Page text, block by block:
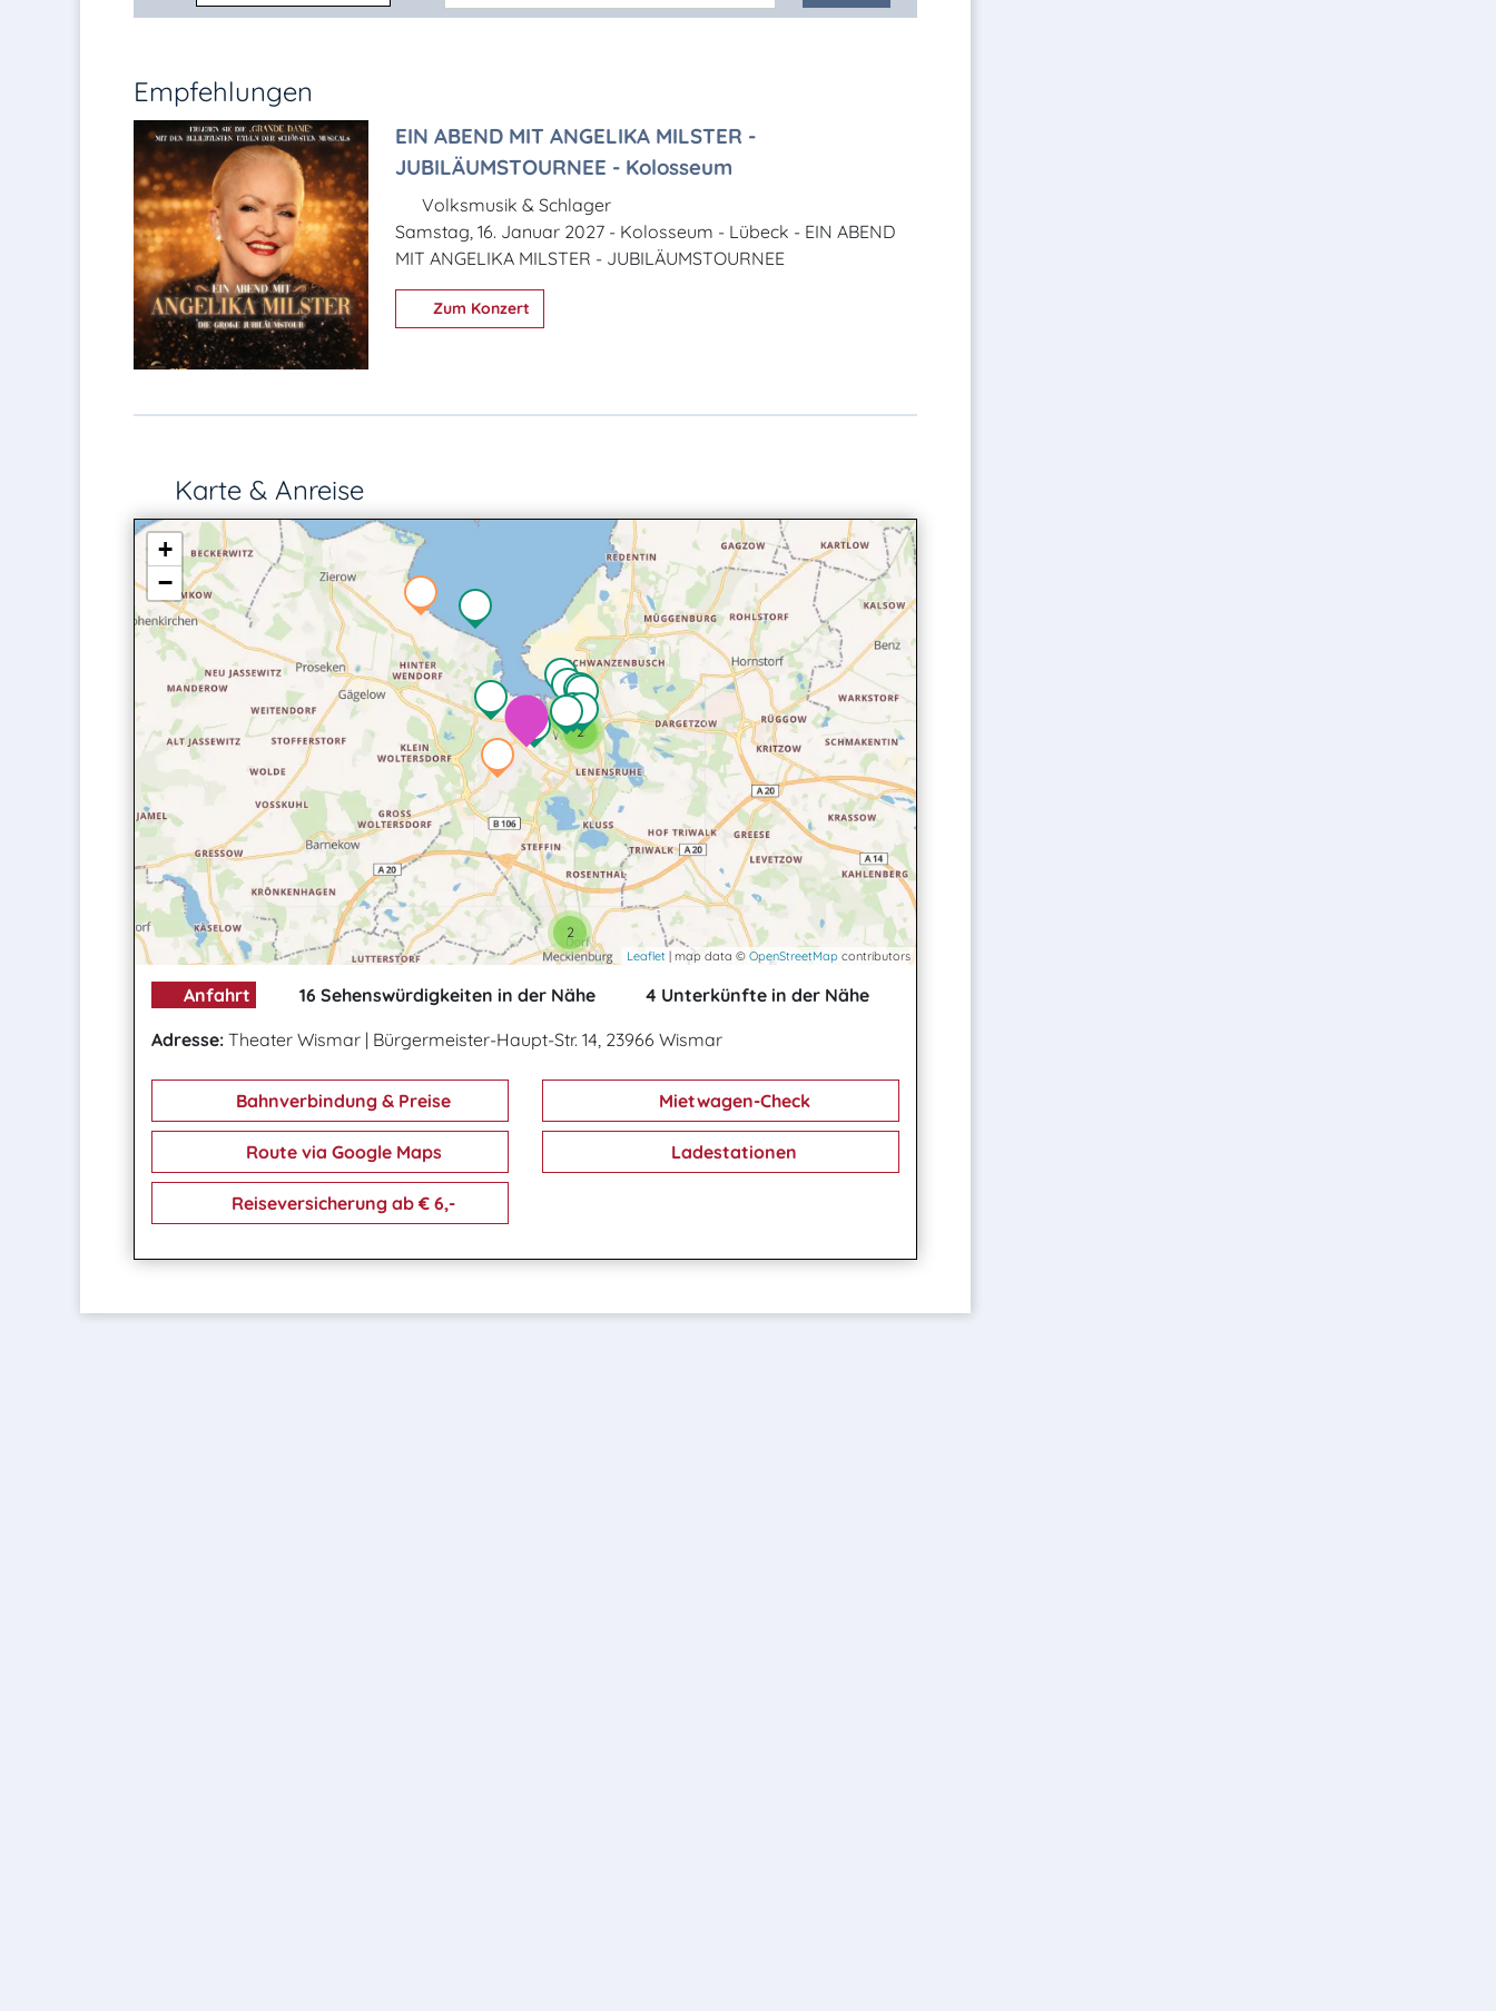
Empfehlungen
EIN ABEND MIT ANGELIKA MILSTER -
JUBILÄUMSTOURNEE - Kolosseum
Volksmusik & Schlager
Samstag, 16. Januar 2027 - Kolosseum - Lübeck - EIN ABEND
MIT ANGELIKA MILSTER - JUBILÄUMSTOURNEE
Zum Konzert
Karte & Anreise
2
2
2
+
−
Leaflet | map data © OpenStreetMap contributors
Anfahrt 16 Sehenswürdigkeiten in der Nähe
4 Unterkünfte in der Nähe
Adresse: Theater Wismar | Bürgermeister-Haupt-Str. 14, 23966 Wismar
Bahnverbindung & Preise Mietwagen-Check
Route via Google Maps Ladestationen
Reiseversicherung ab € 6,-